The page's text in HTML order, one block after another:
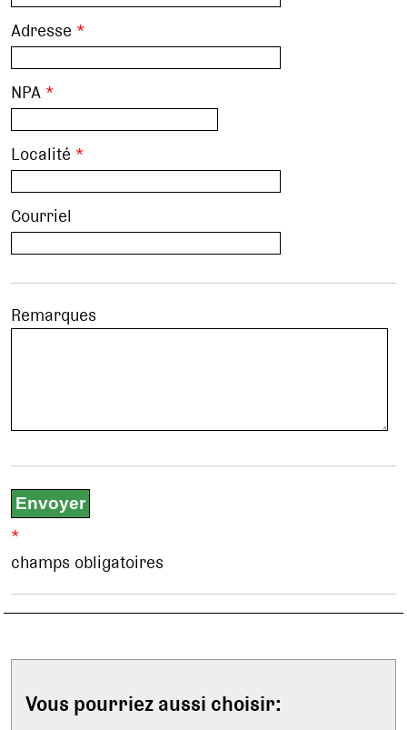
Adresse *
NPA *
Localité *
Courriel
Remarques
*
champs obligatoires
Vous pourriez aussi choisir: